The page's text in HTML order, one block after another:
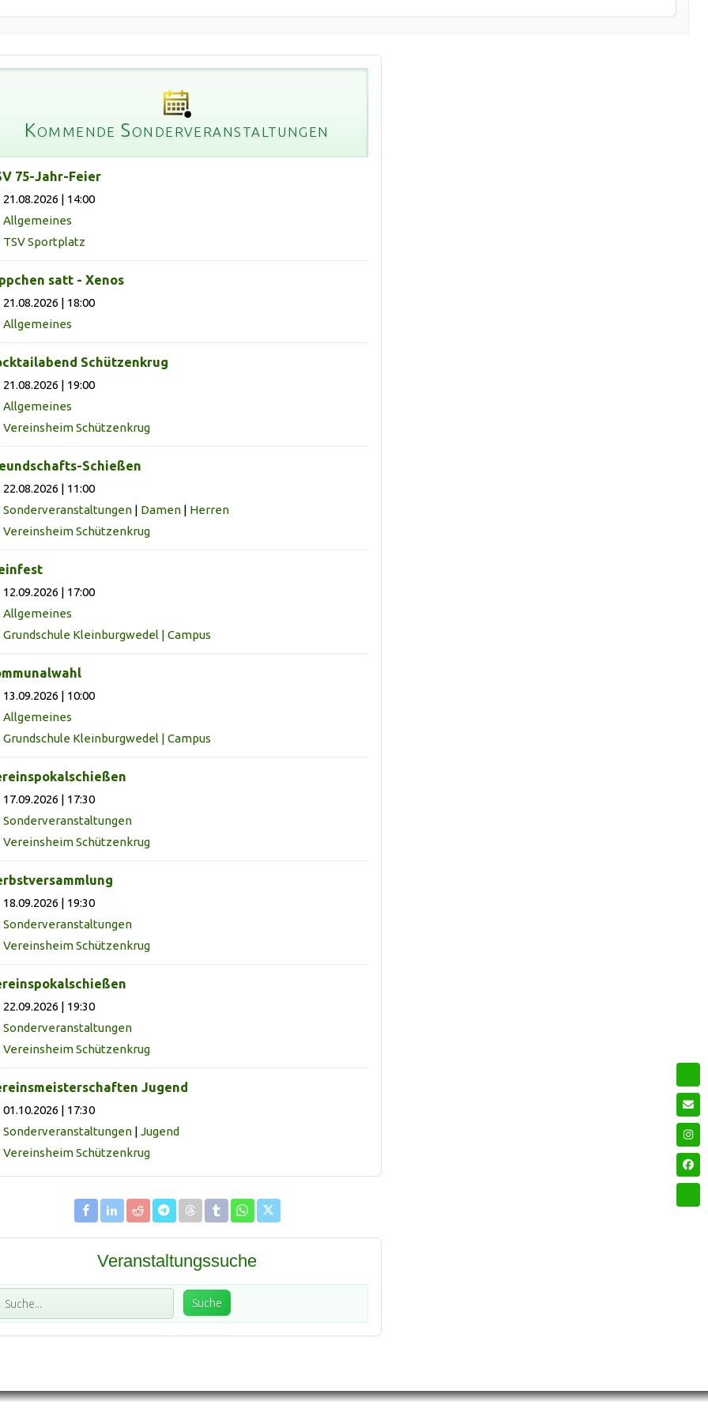
Kommende Sonderveranstaltungen
75-Jahr-Feier
21.08.2026 | 14:00
Allgemeines
TSV Sportplatz
satt - Xenos
21.08.2026 | 18:00
Allgemeines
Schützenkrug
21.08.2026 | 19:00
Allgemeines
Vereinsheim Schützenkrug
Schießen
22.08.2026 | 11:00
Sonderveranstaltungen| Damen| Herren
Vereinsheim Schützenkrug
12.09.2026 | 17:00
Allgemeines
Grundschule Kleinburgwedel | Campus
13.09.2026 | 10:00
Allgemeines
Grundschule Kleinburgwedel | Campus
17.09.2026 | 17:30
Sonderveranstaltungen
Vereinsheim Schützenkrug
18.09.2026 | 19:30
Sonderveranstaltungen
Vereinsheim Schützenkrug
22.09.2026 | 19:30
Sonderveranstaltungen
Vereinsheim Schützenkrug
Jugend
01.10.2026 | 17:30
Sonderveranstaltungen| Jugend
Vereinsheim Schützenkrug
Veranstaltungssuche